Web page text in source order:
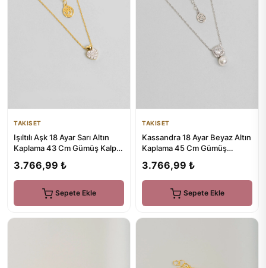
TAKISET
Işıltılı Aşk 18 Ayar Sarı Altın
Kaplama 43 Cm Gümüş Kalp
3.766,99 ₺
Sepete Ekle
TAKISET
Kassandra 18 Ayar Beyaz Altın
Kaplama 45 Cm Gümüş
3.766,99 ₺
Sepete Ekle